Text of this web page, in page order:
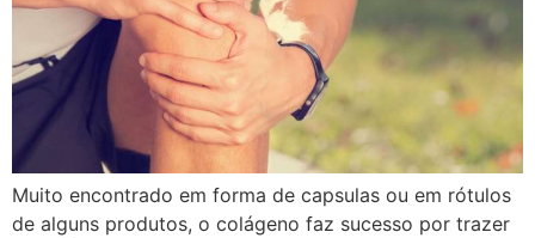
Muito encontrado em forma de capsulas ou em rótulos
de alguns produtos, o colágeno faz sucesso por trazer